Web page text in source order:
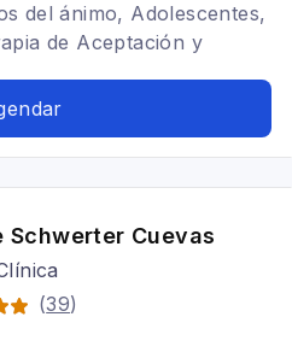
del ánimo, Adolescentes,
de Aceptación y
Enfoque
Schwerter Cuevas
(39)